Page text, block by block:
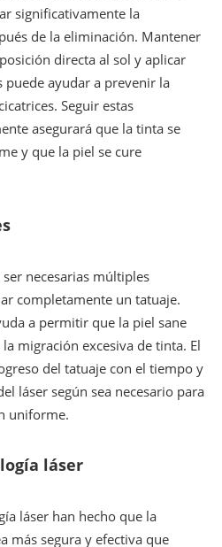
significativamente la
de la eliminación. Mantener
directa al sol y aplicar
ayudar a prevenir la
Seguir estas
asegurará que la tinta se
y que la piel se cure
necesarias múltiples
completamente un tatuaje.
a permitir que la piel sane
migración excesiva de tinta. El
del tatuaje con el tiempo y
láser según sea necesario para
uniforme.
láser
láser han hecho que la
más segura y efectiva que